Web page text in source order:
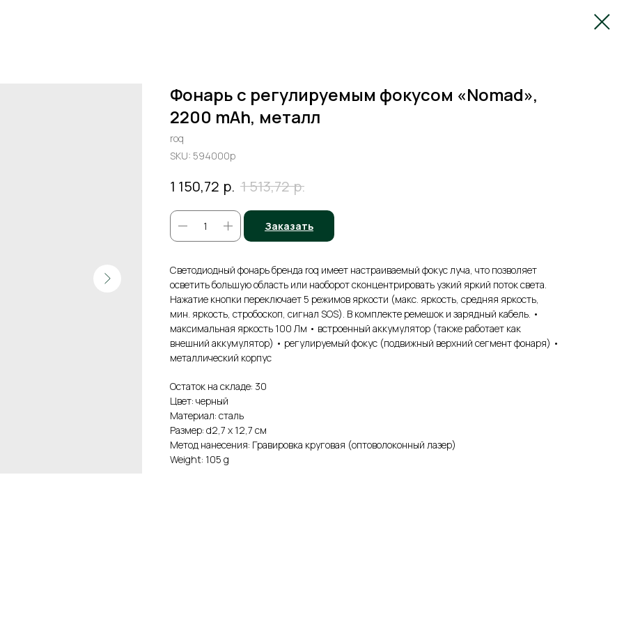
Фонарь с регулируемым фокусом «Nomad»,
2200 mAh, металл
roq
SKU: 594000p
1 150,72 р. 1 513,72 р.
Заказать
Светодиодный фонарь бренда roq имеет настраиваемый фокус луча, что позволяет
осветить большую область или наоборот сконцентрировать узкий яркий поток света.
Нажатие кнопки переключает 5 режимов яркости (макс. яркость, средняя яркость,
мин. яркость, стробоскоп, сигнал SOS). В комплекте ремешок и зарядный кабель. •
максимальная яркость 100 Лм • встроенный аккумулятор (также работает как
внешний аккумулятор) • регулируемый фокус (подвижный верхний сегмент фонаря) •
металлический корпус
Остаток на складе: 30
Цвет: черный
Материал: cталь
Размер: d2,7 х 12,7 см
Метод нанесения: Гравировка круговая (оптоволоконный лазер)
Weight: 105 g